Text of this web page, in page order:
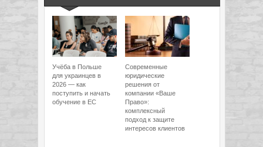
Учёба в Польше
для украинцев в
2026 — как
поступить и начать
обучение в ЕС
Современные
юридические
решения от
компании «Ваше
Право»:
комплексный
подход к защите
интересов клиентов